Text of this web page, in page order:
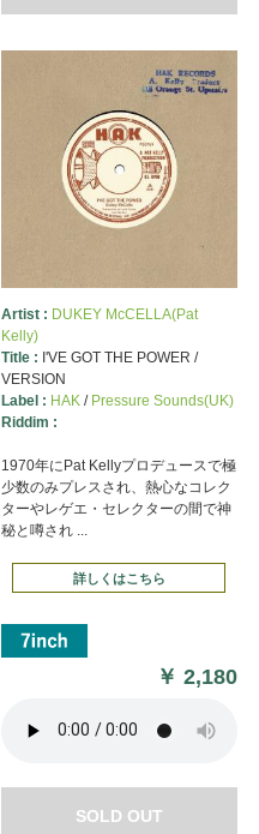
Artist : DUKEY McCELLA(Pat
Kelly)
Title : I'VE GOT THE POWER /
VERSION
Label : HAK/ Pressure Sounds(UK)
Riddim :
1970年にPat Kellyプロデュースで極
少数のみプレスされ、熱心なコレク
ターやレゲエ・セレクターの間で神
秘と噂され ...
詳しくはこちら
￥2,180
SOLD OUT